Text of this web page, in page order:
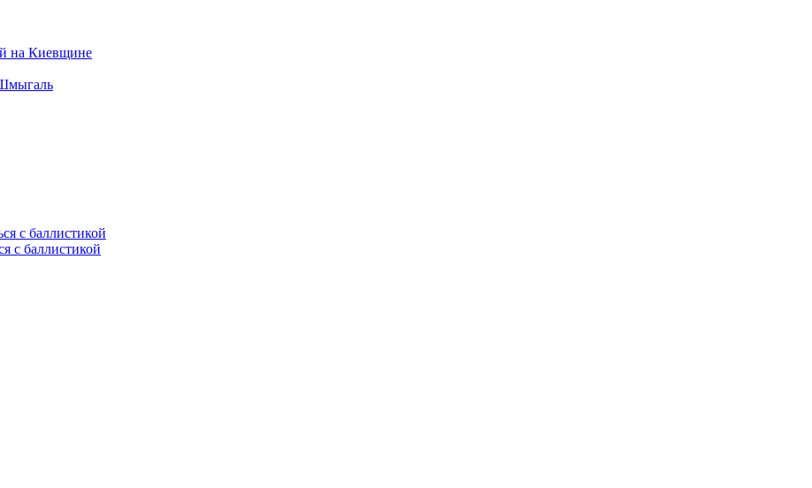
на Киевщине
с баллистикой